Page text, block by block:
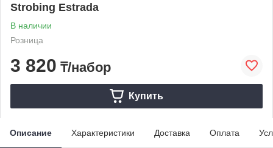
Strobing Estrada
В наличии
Розница
3 820 ₸/набор
Купить
Описание Характеристики Доставка Оплата